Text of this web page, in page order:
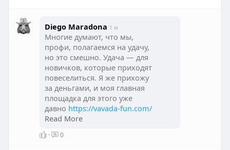
drive growth with reliable, scalable, and secure
technology solutions.
https://aariztech.com/
Diego Maradona 1 w
Многие думают, что мы,
профи, полагаемся на удачу,
но это смешно. Удача — для
новичков, которые приходят
повеселиться. Я же прихожу
за деньгами, и моя главная
площадка для этого уже
давно https://vavada-fun.com/
бк вавада. Не буду врать,
скептически, как и ко всем
Read More
· 0